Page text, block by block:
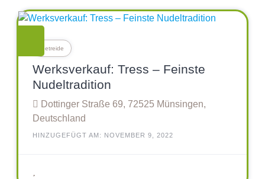
Getreide
Werksverkauf: Tress – Feinste
Nudeltradition
Dottinger Straße 69, 72525 Münsingen,
Deutschland
HINZUGEFÜGT AM: NOVEMBER 9, 2022